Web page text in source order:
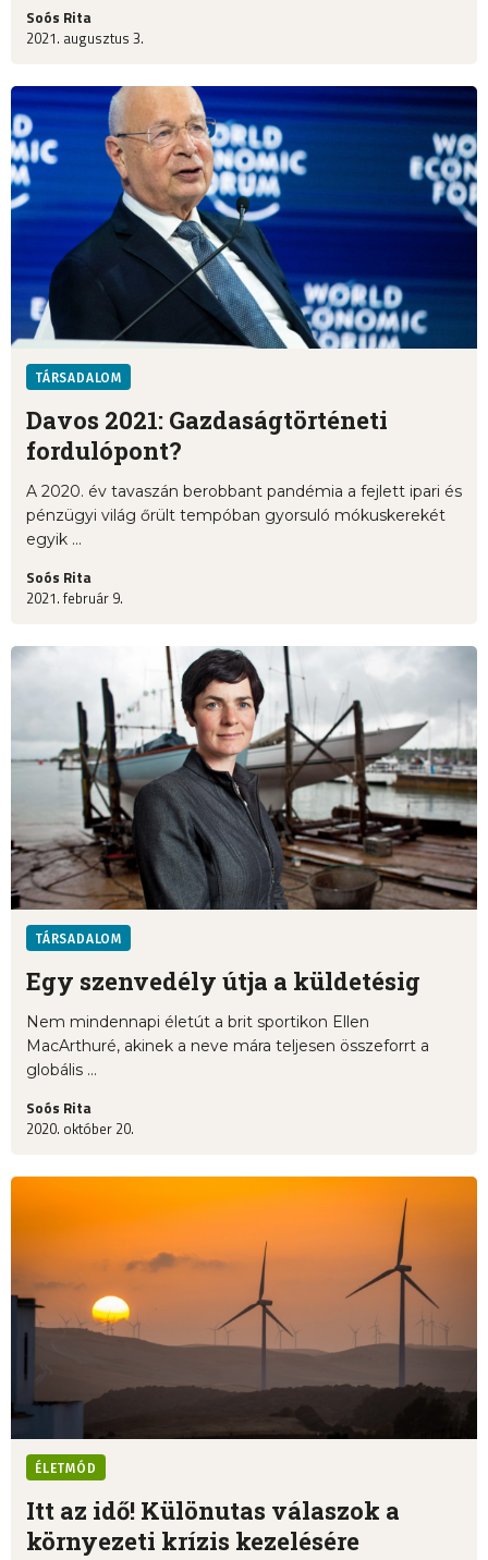
Soós Rita
2021. augusztus 3.
TÁRSADALOM
Davos 2021: Gazdaságtörténeti
fordulópont?
A 2020. év tavaszán berobbant pandémia a fejlett ipari és
pénzügyi világ őrült tempóban gyorsuló mókuskerekét
egyik ...
Soós Rita
2021. február 9.
TÁRSADALOM
Egy szenvedély útja a küldetésig
Nem mindennapi életút a brit sportikon Ellen
MacArthuré, akinek a neve mára teljesen összeforrt a
globális ...
Soós Rita
2020. október 20.
ÉLETMÓD
Itt az idő! Különutas válaszok a
környezeti krízis kezelésére